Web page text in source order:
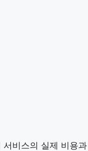
비스의 실제 비용과